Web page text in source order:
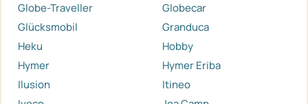
Globe-Traveller
Globecar
Glücksmobil
Granduca
Heku
Hobby
Hymer
Hymer Eriba
Ilusion
Itineo